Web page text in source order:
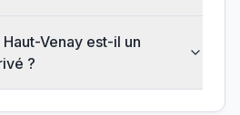
Haut-Venay est-il un
?